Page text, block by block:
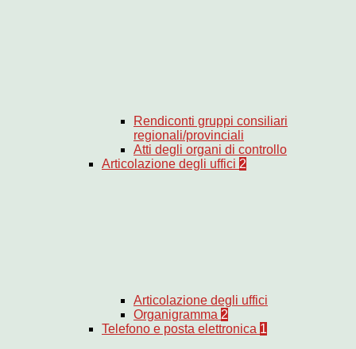
Rendiconti gruppi consiliari
regionali/provinciali
Atti degli organi di controllo
Articolazione degli uffici 2
Articolazione degli uffici
Organigramma 2
Telefono e posta elettronica 1